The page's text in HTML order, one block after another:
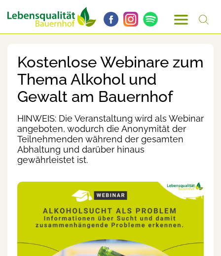
Kostenlose Webinare zum
Thema Alkohol und
Gewalt am Bauernhof
HINWEIS: Die Veranstaltung wird als Webinar
angeboten, wodurch die Anonymität der
Teilnehmenden während der gesamten
Abhaltung und darüber hinaus
gewährleistet ist.